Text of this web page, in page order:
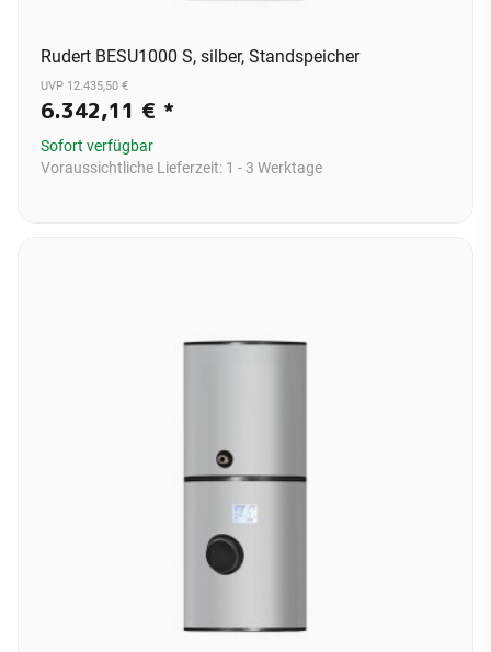
Rudert BESU1000 S, silber, Standspeicher
UVP 12.435,50 €
6.342,11 € *
Sofort verfügbar
Voraussichtliche Lieferzeit: 1 - 3 Werktage